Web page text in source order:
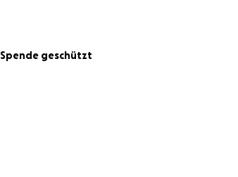
Spende geschützt